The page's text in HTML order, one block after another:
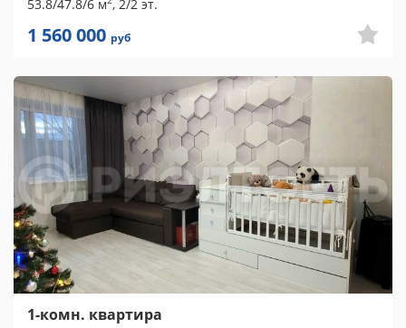
53.8/47.8/6 м , 2/2 эт.
1 560 000 руб
1-комн. квартира